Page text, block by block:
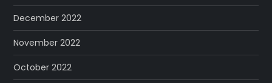
December 2022
November 2022
October 2022